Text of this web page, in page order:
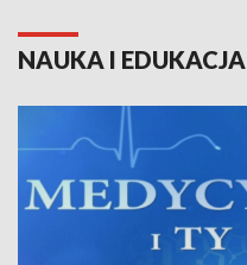
NAUKA I EDUKACJA